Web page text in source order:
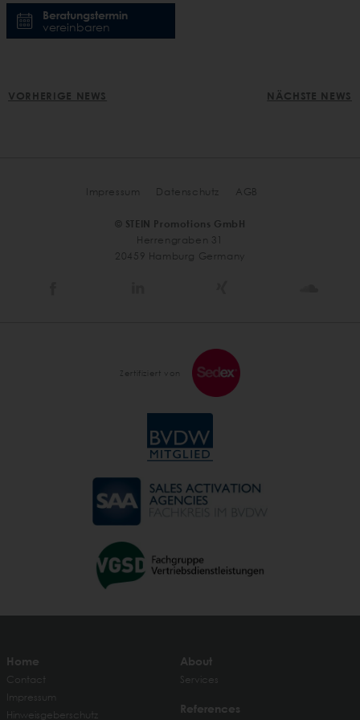
Beratungstermin
vereinbaren
POST
VORHERIGE NEWS NÄCHSTE NEWS
Impressum Datenschutz AGB
© STEIN Promotions GmbH
Herrengraben 31
20459 Hamburg Germany
Zertifiziert von
Home
Contact
Impressum
Hinweisgeberschutz
About
Services
References